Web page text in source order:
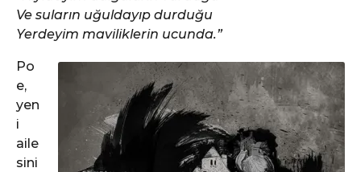
Ve suların uğuldayıp durduğu
Yerdeyim maviliklerin ucunda.”
Po
e,
yen
i
aile
sini